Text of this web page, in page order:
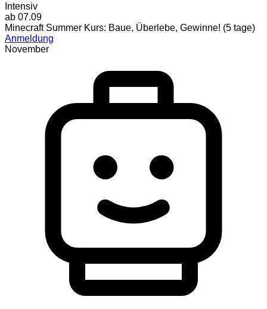
Intensiv
ab 07.09
Minecraft Summer Kurs: Baue, Überlebe, Gewinne! (5 tage)
Anmeldung
November